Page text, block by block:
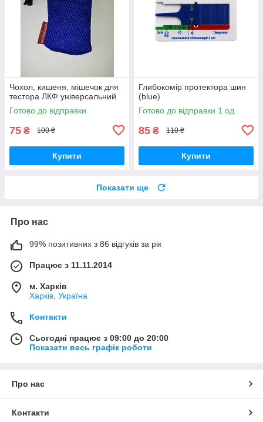
Чохол, кишеня, мішечок для
тестора ЛКФ універсальний
Готово до відправки
75 ₴ 100 ₴
Купити
Глибокомір протектора шин
(blue)
Готово до відправки 1 од.
85 ₴ 110 ₴
Купити
Показати ще
Про нас
99% позитивних з 86 відгуків за рік
Працює з 11.11.2014
м. Харків
Харків, Україна
Контакти
Сьогодні працює з 09:00 до 20:00
Показати весь графік роботи
Про нас
Контакти